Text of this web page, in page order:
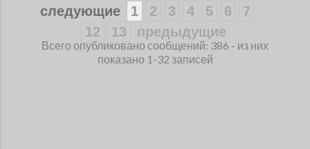
следующие 1 2 3 4 5 6 7
12 13 предыдущие
Всего опубликовано сообщений: 386 - из них
показано 1-32 записей